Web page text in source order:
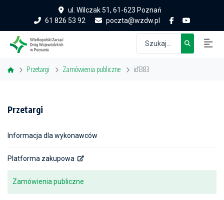
ul. Wilczak 51, 61-623 Poznań
61 826 53 92
poczta@wzdw.pl
Przetargi Zamówienia publiczne id1383
Przetargi
Informacja dla wykonawców
Platforma zakupowa
Zamówienia publiczne